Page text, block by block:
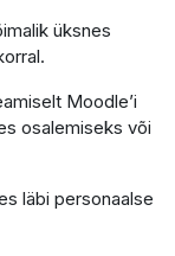
üksnes
Moodle’i
osalemiseks või
läbi personaalse